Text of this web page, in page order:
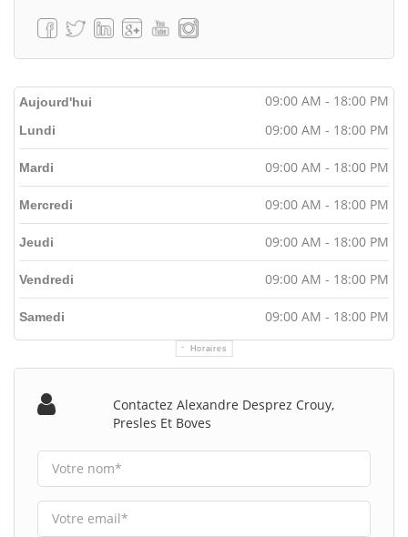
Aujourd'hui 09:00 AM - 18:00 PM
Horaires
Lundi 09:00 AM - 18:00 PM
Mardi 09:00 AM - 18:00 PM
Mercredi 09:00 AM - 18:00 PM
Jeudi 09:00 AM - 18:00 PM
Vendredi 09:00 AM - 18:00 PM
Samedi 09:00 AM - 18:00 PM
Contactez Alexandre Desprez Crouy,
Presles Et Boves